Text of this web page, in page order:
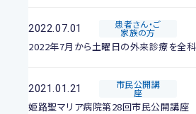
2022.07.01 患者さん・ご
家族の方
2022年7月から土曜日の外来診療を全
2021.01.21 市民公開講
座
姫路聖マリア病院第28回市民公開講座